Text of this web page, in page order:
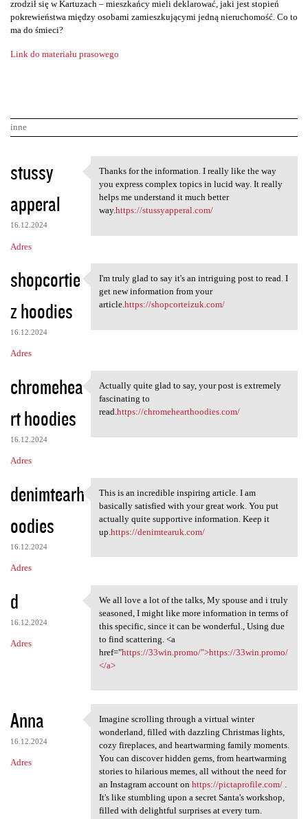
zrodził się w Kartuzach – mieszkańcy mieli deklarować, jaki jest stopień
pokrewieństwa między osobami zamieszkującymi jedną nieruchomość. Co to
ma do śmieci?
Link do materiału prasowego
inne
K
o
m
e
n
a
z
e
stussy
apperal
16.12.2024
Adres
Thanks for the information. I
Thanks for the information. I really like the way
you express complex topics in lucid way. It really
helps me understand it much better
way.https://stussyapperal.com/
shopcortie
z hoodies
16.12.2024
Adres
I'm truly glad to say it's an
I'm truly glad to say it's an intriguing post to read. I
get new information from your
article.https://shopcorteizuk.com/
chromehea
rt hoodies
16.12.2024
Adres
Actually quite glad to say,
Actually quite glad to say, your post is extremely
fascinating to
read. https://chromehearthoodies.com/
denimtearh
oodies
16.12.2024
Adres
This is an incredible
This is an incredible inspiring article. I am
basically satisfied with your great work. You put
actually quite supportive information. Keep it
up. https://denimtearuk.com/
d
16.12.2024
Adres
We all love a lot of the
We all love a lot of the talks, My spouse and i truly
seasoned, I might like more information in terms of
this specific, since it can be wonderful., Using due
to find scattering. <a
href="https://33win.promo/">https://33win.promo/
</a>
Anna
16.12.2024
Adres
Imagine scrolling through a
Imagine scrolling through a virtual winter
wonderland, filled with dazzling Christmas lights,
cozy fireplaces, and heartwarming family moments.
You can discover hidden gems, from heartwarming
stories to hilarious memes, all without the need for
an Instagram account on https://pictaprofile.com/.
It's like stumbling upon a secret Santa's workshop,
filled with delightful surprises at every turn.